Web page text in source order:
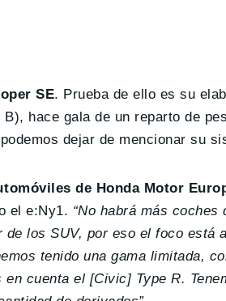
SE. Prueba de ello es su
hace gala de un reparto de
dejar de mencionar su
de Honda Motor
el e:Ny1. “No habrá más
los SUV, por eso el foco está
tenido una gama limitada,
cuenta el [Civic] Type R.